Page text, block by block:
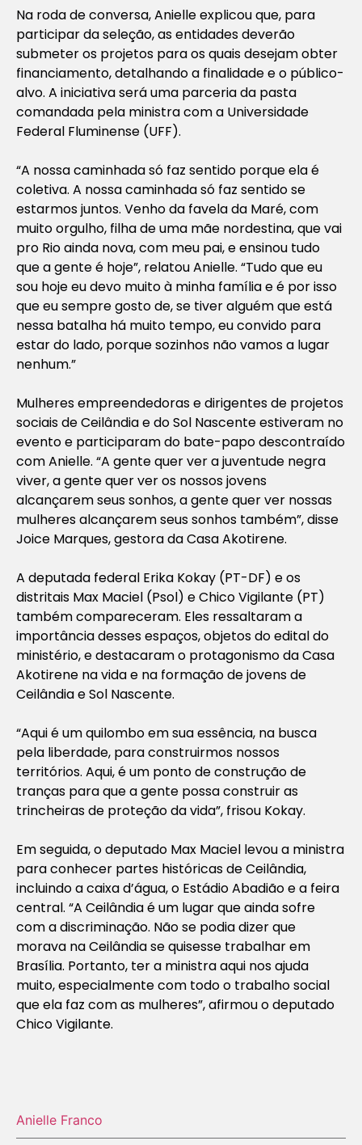
Na roda de conversa, Anielle explicou que, para
participar da seleção, as entidades deverão
submeter os projetos para os quais desejam obter
financiamento, detalhando a finalidade e o público-
alvo. A iniciativa será uma parceria da pasta
comandada pela ministra com a Universidade
Federal Fluminense (UFF).
“A nossa caminhada só faz sentido porque ela é
coletiva. A nossa caminhada só faz sentido se
estarmos juntos. Venho da favela da Maré, com
muito orgulho, filha de uma mãe nordestina, que vai
pro Rio ainda nova, com meu pai, e ensinou tudo
que a gente é hoje”, relatou Anielle. “Tudo que eu
sou hoje eu devo muito à minha família e é por isso
que eu sempre gosto de, se tiver alguém que está
nessa batalha há muito tempo, eu convido para
estar do lado, porque sozinhos não vamos a lugar
nenhum.”
Mulheres empreendedoras e dirigentes de projetos
sociais de Ceilândia e do Sol Nascente estiveram no
evento e participaram do bate-papo descontraído
com Anielle. “A gente quer ver a juventude negra
viver, a gente quer ver os nossos jovens
alcançarem seus sonhos, a gente quer ver nossas
mulheres alcançarem seus sonhos também”, disse
Joice Marques, gestora da Casa Akotirene.
A deputada federal Erika Kokay (PT-DF) e os
distritais Max Maciel (Psol) e Chico Vigilante (PT)
também compareceram. Eles ressaltaram a
importância desses espaços, objetos do edital do
ministério, e destacaram o protagonismo da Casa
Akotirene na vida e na formação de jovens de
Ceilândia e Sol Nascente.
“Aqui é um quilombo em sua essência, na busca
pela liberdade, para construirmos nossos
territórios. Aqui, é um ponto de construção de
tranças para que a gente possa construir as
trincheiras de proteção da vida”, frisou Kokay.
Em seguida, o deputado Max Maciel levou a ministra
para conhecer partes históricas de Ceilândia,
incluindo a caixa d’água, o Estádio Abadião e a feira
central. “A Ceilândia é um lugar que ainda sofre
com a discriminação. Não se podia dizer que
morava na Ceilândia se quisesse trabalhar em
Brasília. Portanto, ter a ministra aqui nos ajuda
muito, especialmente com todo o trabalho social
que ela faz com as mulheres”, afirmou o deputado
Chico Vigilante.
Anielle Franco